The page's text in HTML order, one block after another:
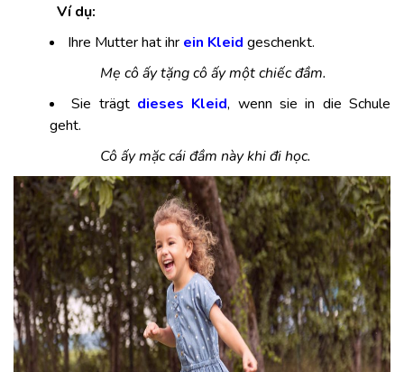
Ví dụ:
Ihre Mutter hat ihr ein Kleid geschenkt.
Mẹ cô ấy tặng cô ấy một chiếc đầm.
Sie trägt dieses Kleid, wenn sie in die Schule
geht.
Cô ấy mặc cái đầm này khi đi học.